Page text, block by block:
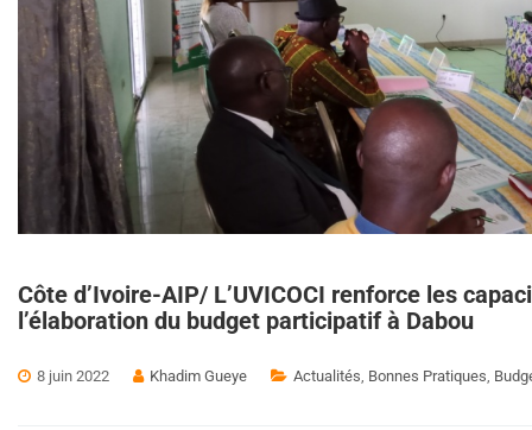
Côte d’Ivoire-AIP/ L’UVICOCI renforce les
l’élaboration du budget participatif à Dabou
8 juin 2022 Khadim Gueye Actualités Bonnes Pratiques